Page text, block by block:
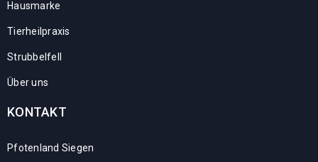
Hausmarke
Tierheilpraxis
Strubbelfell
Über uns
KONTAKT
Pfotenland Siegen